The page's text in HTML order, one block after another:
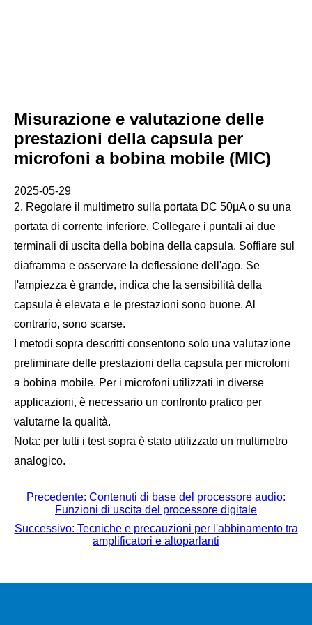
Misurazione e valutazione delle
prestazioni della capsula per
microfoni a bobina mobile (MIC)
2025-05-29
2. Regolare il multimetro sulla portata DC 50µA o su una
portata di corrente inferiore. Collegare i puntali ai due
terminali di uscita della bobina della capsula. Soffiare sul
diaframma e osservare la deflessione dell'ago. Se
l'ampiezza è grande, indica che la sensibilità della
capsula è elevata e le prestazioni sono buone. Al
contrario, sono scarse.
I metodi sopra descritti consentono solo una valutazione
preliminare delle prestazioni della capsula per microfoni
a bobina mobile. Per i microfoni utilizzati in diverse
applicazioni, è necessario un confronto pratico per
valutarne la qualità.
Nota: per tutti i test sopra è stato utilizzato un multimetro
analogico.
Precedente: Contenuti di base del processore audio:
Funzioni di uscita del processore digitale
Successivo: Tecniche e precauzioni per l'abbinamento tra
amplificatori e altoparlanti